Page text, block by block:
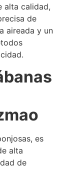
alta calidad,
de
aireada y un
es
alta
de